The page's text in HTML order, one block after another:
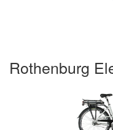
Rothenburg